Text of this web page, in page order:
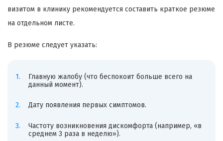
визитом в клинику рекомендуется составить краткое резюме
на отдельном листе.
В резюме следует указать:
Главную жалобу (что беспокоит больше всего на
данный момент).
Дату появления первых симптомов.
Частоту возникновения дискомфорта (например, «в
среднем 3 раза в неделю»).